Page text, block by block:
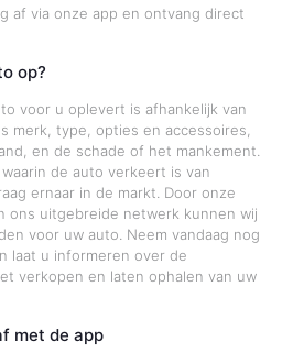
af via onze app en ontvang direct
op?
voor u oplevert is afhankelijk van
merk, type, opties en accessoires,
en de schade of het mankement.
de auto verkeert is van
ernaar in de markt. Door onze
ons uitgebreide netwerk kunnen wij
voor uw auto. Neem vandaag nog
laat u informeren over de
verkopen en laten ophalen van uw
met de app